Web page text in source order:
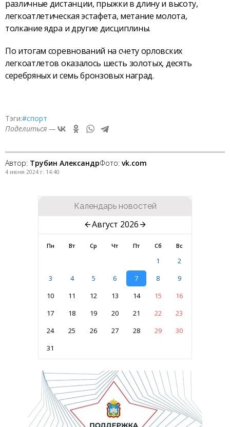
различные дистанции, прыжки в длину и высоту,
легкоатлетическая эстафета, метание молота,
толкание ядра и другие дисциплины.
По итогам соревнований на счету орловских
легкоатлетов оказалось шесть золотых, десять
серебряных и семь бронзовых наград.
Тэги:#спорт
Поделиться —
Автор: Трубин АлександрФото: vk.com
4 июня 2024 г. 14:40
Календарь новостей
Август 2026
Пн Вт Ср Чт Пт Сб Вс
1
2
3
4 5 6 7 8
9
10
11 12 13 14 15
16
17
18 19 20 21 22
23
24
25 26 27 28 29
30
31